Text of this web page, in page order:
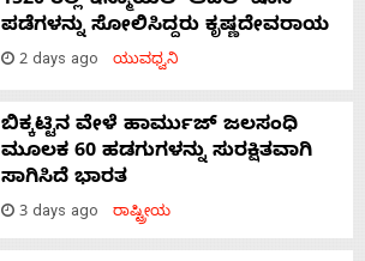
ಪಡೆಗಳನ್ನು ಸೋಲಿಸಿದ್ದರು ಕೃಷ್ಣದೇವರಾಯ
2 days ago ಯುವಧ್ವನಿ
ಬಿಕ್ಕಟ್ಟಿನ ವೇಳೆ ಹಾರ್ಮುಜ್ ಜಲಸಂಧಿ
ಮೂಲಕ 60 ಹಡಗುಗಳನ್ನು ಸುರಕ್ಷಿತವಾಗಿ
ಸಾಗಿಸಿದೆ ಭಾರತ
3 days ago ರಾಷ್ಟ್ರೀಯ